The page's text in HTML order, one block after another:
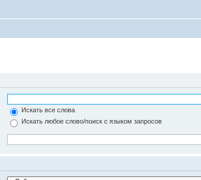
Искать все слова
Искать любое слово/поиск с языком запросов